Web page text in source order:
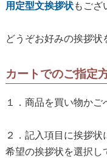
用定型文挨拶状もござ
どうぞお好みの挨拶状
カートでのご指定
１．商品を買い物かご
２．記入項目に挨拶
希望の挨拶状を選択し